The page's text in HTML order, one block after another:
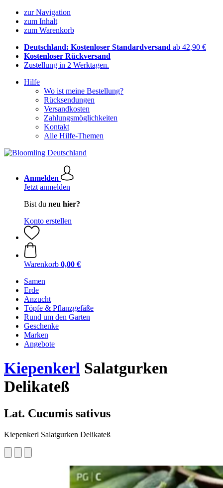
zur Navigation
zum Inhalt
zum Warenkorb
Deutschland: Kostenloser Standardversand ab 42,90 €
Kostenloser Rückversand
Zustellung in 2 Werktagen.
Hilfe
Wo ist meine Bestellung?
Rücksendungen
Versandkosten
Zahlungsmöglichkeiten
Kontakt
Alle Hilfe-Themen
Anmelden
Jetzt anmelden
Bist du neu hier?
Konto erstellen
Warenkorb 0,00 €
Samen
Erde
Anzucht
Töpfe & Pflanzgefäße
Rund um den Garten
Geschenke
Marken
Angebote
Kiepenkerl Salatgurken
Delikateß
Lat. Cucumis sativus
Kiepenkerl Salatgurken Delikateß